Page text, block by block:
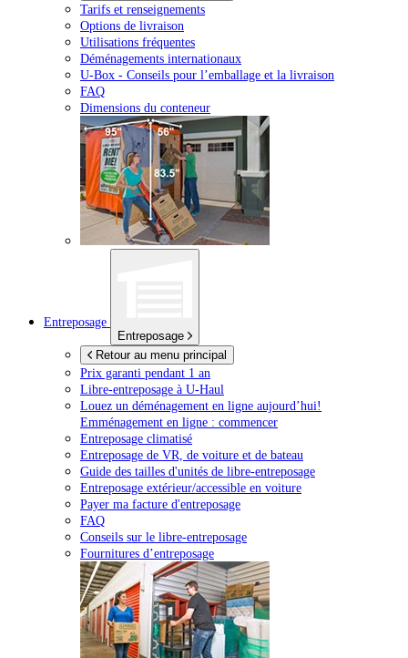
Tarifs et renseignements
Options de livraison
Utilisations fréquentes
Déménagements internationaux
U-Box - Conseils pour l’emballage et la livraison
FAQ
Dimensions du conteneur
Entreposage
Entreposage
Retour au menu principal
Prix garanti pendant 1 an
Libre-entreposage à U-Haul
Louez un déménagement en ligne aujourd’hui!
Emménagement en ligne : commencer
Entreposage climatisé
Entreposage de VR, de voiture et de bateau
Guide des tailles d'unités de libre-entreposage
Entreposage extérieur/accessible en voiture
Payer ma facture d'entreposage
FAQ
Conseils sur le libre-entreposage
Fournitures d’entreposage